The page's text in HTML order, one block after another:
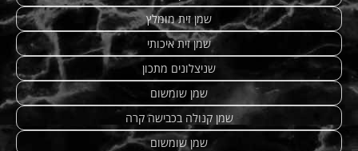
שמן זית מומלץ
שמן זית איכותי
שניצלונים מתכון
שמן שומשום
שמן קנולה בכבישה קרה
שמן שומשום